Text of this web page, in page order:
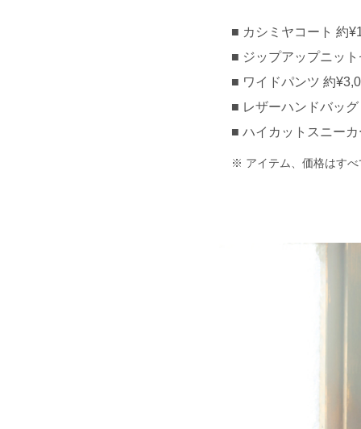
カシミヤコート 約
ジップアップニッ
ワイドパンツ 約
レザーハンドバッ
ハイカットスニー
アイテム、価格はす